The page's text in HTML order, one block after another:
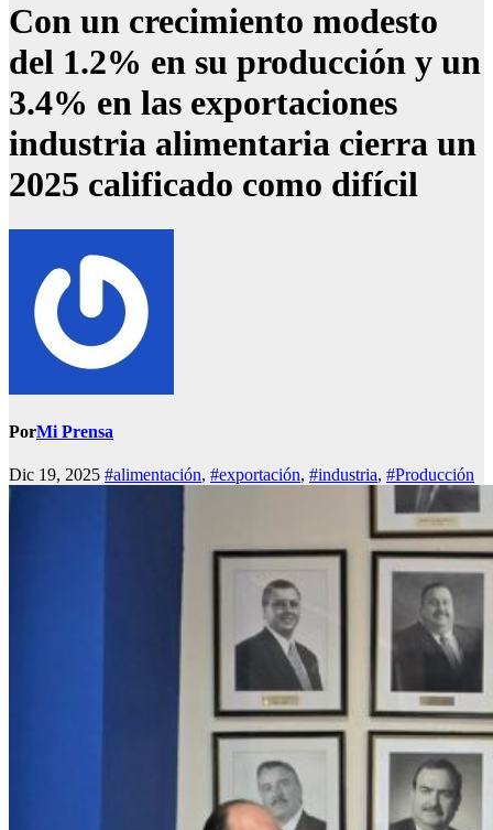
Con un crecimiento modesto
del 1.2% en su producción y un
3.4% en las exportaciones
industria alimentaria cierra un
2025 calificado como difícil
PorMi Prensa
Dic 19, 2025 #alimentación, #exportación, #industria, #Producción